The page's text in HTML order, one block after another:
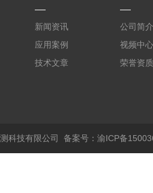
新闻资讯
应用案例
技术文章
公司简介
视频中心
荣誉资质
科技有限公司 备案号：渝ICP备